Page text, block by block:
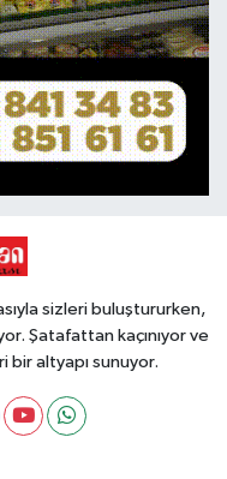
sizleri buluştururken,
Şatafattan kaçınıyor ve
bir altyapı sunuyor.